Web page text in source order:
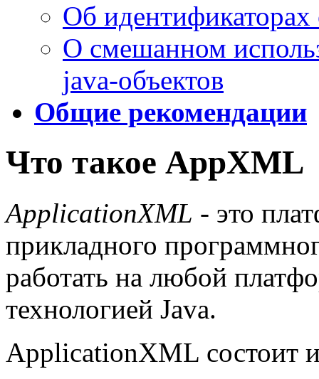
Об идентификаторах
О смешанном
java-объектов
Общие рекомендации
Что такое AppXML
ApplicationXML - это
прикладного
работать на любой
технологией Java.
ApplicationXML состоит